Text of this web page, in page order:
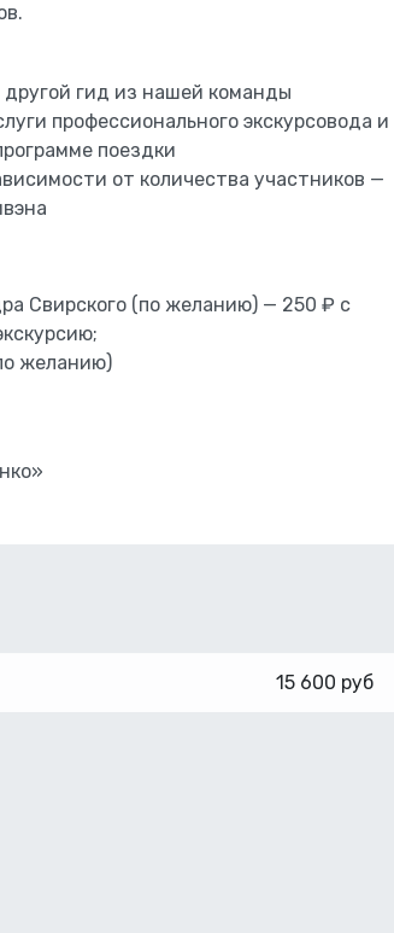
гид из нашей команды
профессионального экскурсовода и
поездки
от количества участников —
Свирского (по желанию) — 250 ₽ с
желанию)
15 600 руб